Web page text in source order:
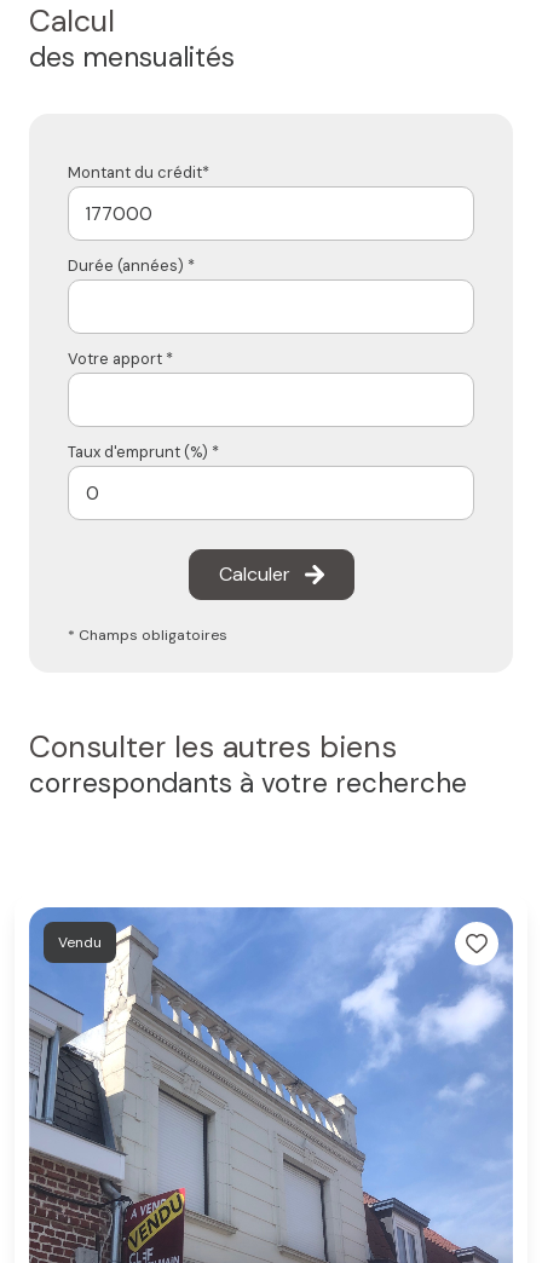
Calcul
des mensualités
Montant du crédit*
Durée (années) *
Votre apport *
Taux d'emprunt (%) *
Calculer
* Champs obligatoires
Consulter les autres biens
correspondants à votre recherche
Vendu